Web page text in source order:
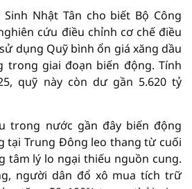
Nhật Tân cho biết Bộ Công
cứu điều chỉnh cơ chế điều
dụng Quỹ bình ổn giá xăng dầu
giai đoạn biến động. Tính
quỹ này còn dư gần 5.620 tỷ
trong nước gần đây biến động
tại Trung Đông leo thang từ cuối
tâm lý lo ngại thiếu nguồn cung.
người dân đổ xô mua tích trữ